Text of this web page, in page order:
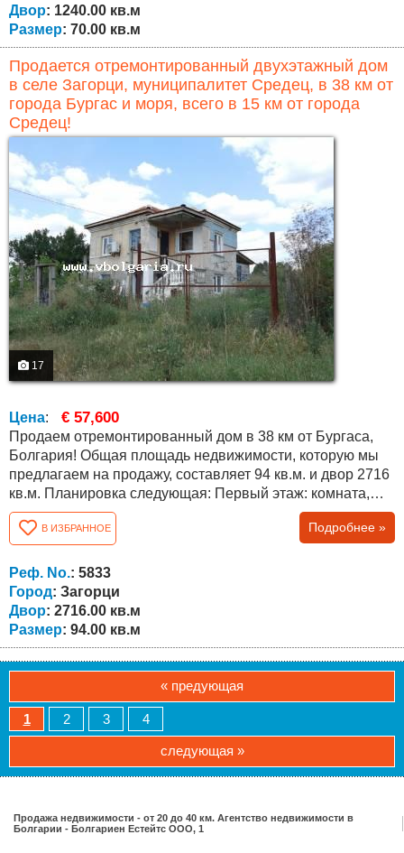
Двор: 1240.00 кв.м
Размер: 70.00 кв.м
Продается отремонтированный двухэтажный дом
в селе Загорци, муниципалитет Средец, в 38 км от
города Бургас и моря, всего в 15 км от города
Средец!
17
Цена: € 57,600
Продаем отремонтированный дом в 38 км от Бургаса,
Болгария! Общая площадь недвижимости, которую мы
предлагаем на продажу, составляет 94 кв.м. и двор 2716
кв.м. Планировка следующая: Первый этаж: комната,
техническое помещение, кладовая. Второй этаж:
прихожая, гостиная с кухней, спальня и ванная комната
с туалетом. В доме сделан частичный ремонт - новая
крыша, новая сантехника, новый бойлер, новая входная
дверь, отопительная печь...
В ИЗБРАННОЕ Подробнее »
Реф. No.: 5833
Город: Загорци
Двор: 2716.00 кв.м
Размер: 94.00 кв.м
« предующая
1 2 3 4
следующая »
Продажа недвижимости - от 20 до 40 км. Агентство недвижимости в
Болгарии - Болгариен Естейтс ООО, 1